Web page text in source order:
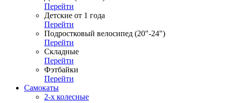
Перейти
Детские от 1 года
Перейти
Подростковый велосипед (20"-24")
Перейти
Складные
Перейти
Фэтбайки
Перейти
Самокаты
2-х колесные